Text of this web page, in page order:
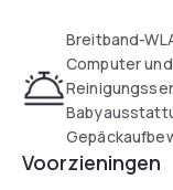
supplied with
dishwasher. All
The serviced
business corner.
Reception is
dry-cleaning
Breitband-
Computer
Voorzieningen